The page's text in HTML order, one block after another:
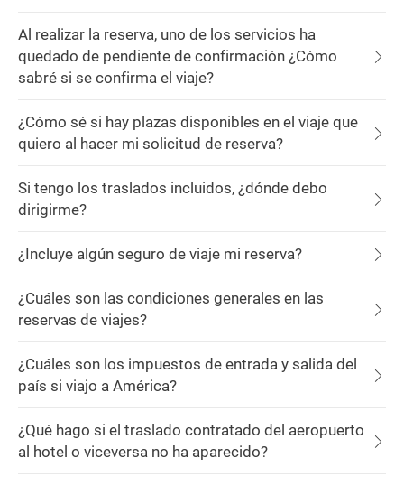
Al realizar la reserva, uno de los servicios ha
quedado de pendiente de confirmación ¿Cómo
sabré si se confirma el viaje?
¿Cómo sé si hay plazas disponibles en el viaje que
quiero al hacer mi solicitud de reserva?
Si tengo los traslados incluidos, ¿dónde debo
dirigirme?
¿Incluye algún seguro de viaje mi reserva?
¿Cuáles son las condiciones generales en las
reservas de viajes?
¿Cuáles son los impuestos de entrada y salida del
país si viajo a América?
¿Qué hago si el traslado contratado del aeropuerto
al hotel o viceversa no ha aparecido?